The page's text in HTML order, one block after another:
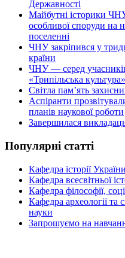
Державності
Майбутні історики
особливої споруди на
поселенні
ЧНУ закріпився у
країни
ЧНУ — серед
«Трипільська культура»
Світла пам’ять
Аспіранти
планів наукової роботи
Завершилася
Популярні статті
Кафедра історії України
Кафедра всесвітньої
Кафедра філософії,
Кафедра археології та
науки
Запрошуємо на